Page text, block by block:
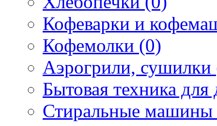
Кофеварки и
Кофемолки (0)
Аэрогрили, сушилки
Бытовая техника
Стиральные машины